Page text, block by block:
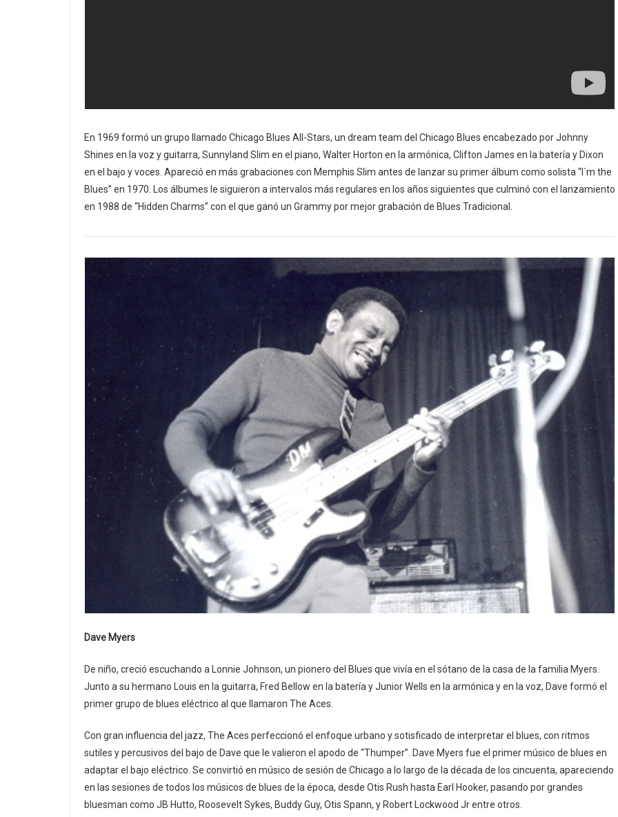
En 1969 formó un grupo llamado Chicago Blues All-Stars, un dream team del Chicago Blues encabezado por Johnny
Shines en la voz y guitarra, Sunnyland Slim en el piano, Walter Horton en la armónica, Clifton James en la batería y Dixon
en el bajo y voces. Apareció en más grabaciones con Memphis Slim antes de lanzar su primer álbum como solista “I´m the
Blues” en 1970. Los álbumes le siguieron a intervalos más regulares en los años siguientes que culminó con el lanzamiento
en 1988 de “Hidden Charms” con el que ganó un Grammy por mejor grabación de Blues Tradicional.
Dave Myers
De niño, creció escuchando a Lonnie Johnson, un pionero del Blues que vivía en el sótano de la casa de la familia Myers.
Junto a su hermano Louis en la guitarra, Fred Bellow en la batería y Junior Wells en la armónica y en la voz, Dave formó el
primer grupo de blues eléctrico al que llamaron The Aces.
Con gran influencia del jazz, The Aces perfeccionó el enfoque urbano y sotisficado de interpretar el blues, con ritmos
sutiles y percusivos del bajo de Dave que le valieron el apodo de “Thumper”. Dave Myers fue el primer músico de blues en
adaptar el bajo eléctrico. Se convirtió en músico de sesión de Chicago a lo largo de la década de los cincuenta, apareciendo
en las sesiones de todos los músicos de blues de la época, desde Otis Rush hasta Earl Hooker, pasando por grandes
bluesman como JB Hutto, Roosevelt Sykes, Buddy Guy, Otis Spann, y Robert Lockwood Jr entre otros.